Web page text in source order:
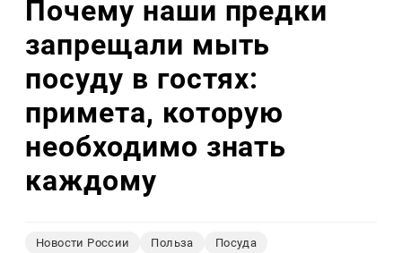
Почему наши предки
запрещали мыть
посуду в гостях:
примета, которую
необходимо знать
каждому
Новости России Польза Посуда